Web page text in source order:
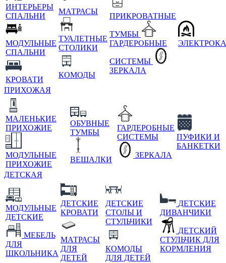
ИНТЕРЬЕРЫ
СПАЛЬНИ
МОДУЛЬНЫЕ
СПАЛЬНИ
КРОВАТИ
МАТРАСЫ
ТУАЛЕТНЫЕ
СТОЛИКИ
КОМОДЫ
ПРИКРОВАТНЫЕ
ТУМБЫ
ГАРДЕРОБНЫЕ
СИСТЕМЫ
ЗЕРКАЛА
ПРИХОЖАЯ
МАЛЕНЬКИЕ
ПРИХОЖИЕ
МОДУЛЬНЫЕ
ПРИХОЖИЕ
ОБУВНЫЕ
ТУМБЫ
ВЕШАЛКИ
ГАРДЕРОБНЫЕ
СИСТЕМЫ
ЗЕРКАЛА
ПУФИКИ И
БАНКЕТКИ
ДЕТСКАЯ
МОДУЛЬНЫЕ
ДЕТСКИЕ
МЕБЕЛЬ
ДЛЯ
ШКОЛЬНИКА
ДЕТСКИЕ
КРОВАТИ
МАТРАСЫ
ДЛЯ
ДЕТЕЙ
ДЕТСКИЕ
СТОЛЫ И
СТУЛЬЧИКИ
КОМОДЫ
ДЛЯ ДЕТЕЙ
ДЕТСКИЕ
ДИВАНЧИКИ
ДЕТСКИЙ
СТУЛЬЧИК ДЛЯ
КОРМЛЕНИЯ